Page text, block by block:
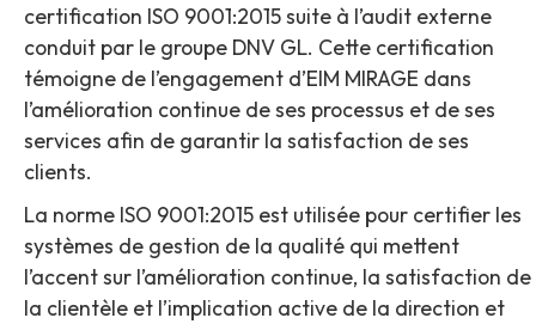
certification ISO 9001:2015 suite à l’audit externe
conduit par le groupe DNV GL. Cette certification
témoigne de l’engagement d’EIM MIRAGE dans
l’amélioration continue de ses processus et de ses
services afin de garantir la satisfaction de ses
clients.
La norme ISO 9001:2015 est utilisée pour certifier les
systèmes de gestion de la qualité qui mettent
l’accent sur l’amélioration continue, la satisfaction de
la clientèle et l’implication active de la direction et